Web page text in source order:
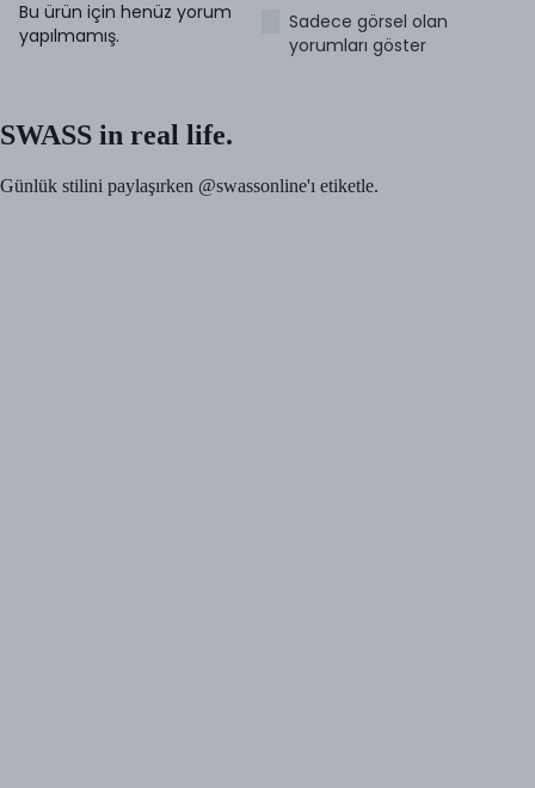
Bu ürün için henüz yorum
yapılmamış.
Sadece görsel olan
yorumları göster